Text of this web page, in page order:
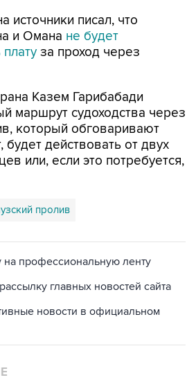
источники писал, что
и Омана не будет
за проход через
Казем Гарибабади
маршрут судоходства через
который обговаривают
будет действовать от двух
или, если это потребуется,
пролив
на профессиональную ленту
главных новостей сайта
новости в официальном